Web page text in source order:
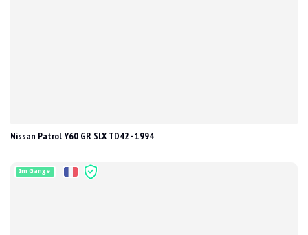
Nissan Patrol Y60 GR SLX TD42 - 1994
Im Gange